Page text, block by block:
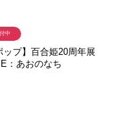
ップ】百合姫20周年展
：あおのなち
中